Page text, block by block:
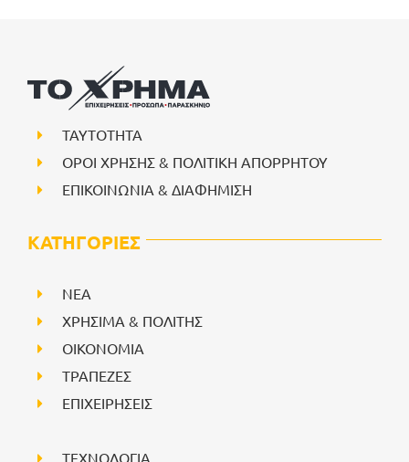
ΤΑΥΤΟΤΗΤΑ
ΟΡΟΙ ΧΡΗΣΗΣ & ΠΟΛΙΤΙΚΗ ΑΠΟΡΡΗΤΟΥ
ΕΠΙΚΟΙΝΩΝΙΑ & ΔΙΑΦΗΜΙΣΗ
ΚΑΤΗΓΟΡΙΕΣ
NEA
ΧΡΗΣΙΜΑ & ΠΟΛΙΤΗΣ
ΟΙΚΟΝΟΜΙΑ
ΤΡΑΠΕΖΕΣ
ΕΠΙΧΕΙΡΗΣΕΙΣ
ΤΕΧΝΟΛΟΓΙΑ